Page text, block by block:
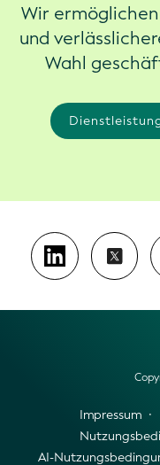
Wir
und
Wahl
Impressum
AI-